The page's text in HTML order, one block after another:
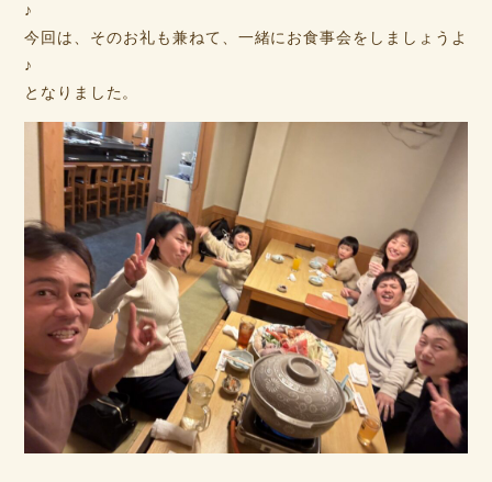
♪
今回は、そのお礼も兼ねて、一緒にお食事会をしましょうよ
♪
となりました。